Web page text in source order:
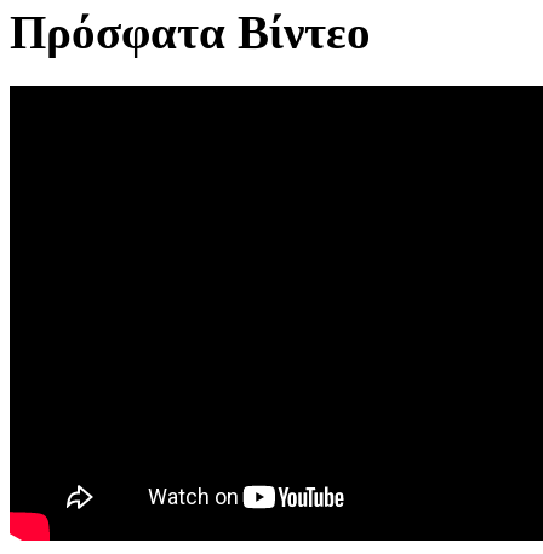
Πρόσφατα Βίντεο